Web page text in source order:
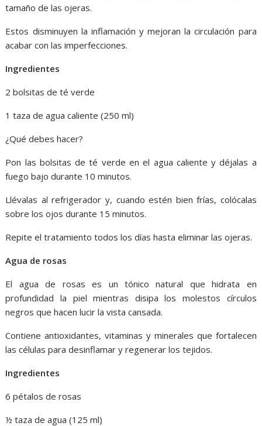
tamaño de las ojeras.
Estos disminuyen la inflamación y mejoran la circulación para
acabar con las imperfecciones.
Ingredientes
2 bolsitas de té verde
1 taza de agua caliente (250 ml)
¿Qué debes hacer?
Pon las bolsitas de té verde en el agua caliente y déjalas a
fuego bajo durante 10 minutos.
Llévalas al refrigerador y, cuando estén bien frías, colócalas
sobre los ojos durante 15 minutos.
Repite el tratamiento todos los días hasta eliminar las ojeras.
Agua de rosas
El agua de rosas es un tónico natural que hidrata en
profundidad la piel mientras disipa los molestos círculos
negros que hacen lucir la vista cansada.
Contiene antioxidantes, vitaminas y minerales que fortalecen
las células para desinflamar y regenerar los tejidos.
Ingredientes
6 pétalos de rosas
½ taza de agua (125 ml)